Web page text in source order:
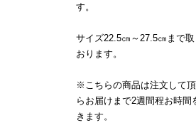
す。
サイズ22.5㎝～27.5㎝まで
おります。
※こちらの商品は注文して
らお届けまで2週間程お時間
きます。